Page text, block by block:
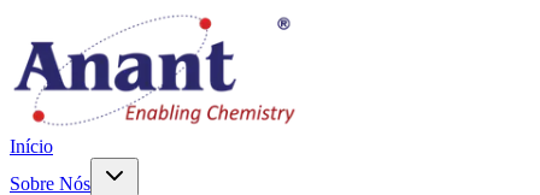
Início
Sobre Nós